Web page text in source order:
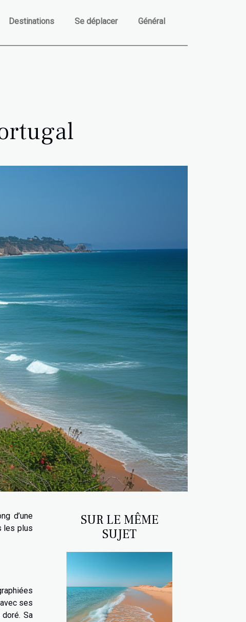
Destinations Se déplacer Général
d’une
les plus
ses
Sa
SUR LE MÊME
SUJET